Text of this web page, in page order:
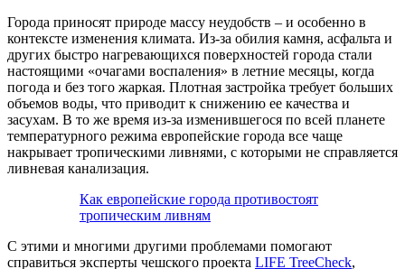
Города приносят природе массу неудобств – и особенно в
контексте изменения климата. Из-за обилия камня, асфальта и
других быстро нагревающихся поверхностей города стали
настоящими «очагами воспаления» в летние месяцы, когда
погода и без того жаркая. Плотная застройка требует больших
объемов воды, что приводит к снижению ее качества и
засухам. В то же время из-за изменившегося по всей планете
температурного режима европейские города все чаще
накрывает тропическими ливнями, с которыми не справляется
ливневая канализация.
Как европейские города противостоят
тропическим ливням
С этими и многими другими проблемами помогают
справиться эксперты чешского проекта LIFE TreeCheck,